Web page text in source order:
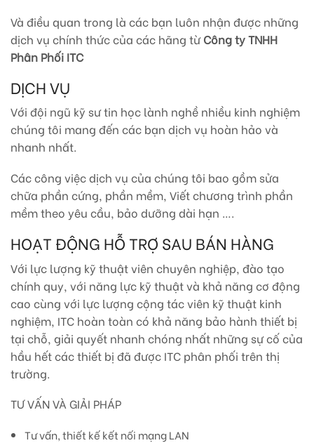
Và điều quan trong là các bạn luôn nhận được những
dịch vụ chính thức của các hãng từCông ty TNHH
Phân Phối ITC
DỊCH VỤ
Với đội ngũ kỹ sư tin học lành nghề nhiều kinh nghiệm
chúng tôi mang đến các bạn dịch vụ hoàn hảo và
nhanh nhất.
Các công việc dịch vụ của chúng tôi bao gồm sửa
chữa phần cứng, phần mềm, Viết chương trình phần
mềm theo yêu cầu, bảo dưỡng dài hạn ….
HOẠT ĐỘNG HỖ TRỢ SAU BÁN HÀNG
Với lực lượng kỹ thuật viên chuyên nghiệp, đào tạo
chính quy, với năng lực kỹ thuật và khả năng cơ động
cao cùng với lực lượng cộng tác viên kỹ thuật kinh
nghiệm, ITC hoàn toàn có khả năng bảo hành thiết bị
tại chỗ, giải quyết nhanh chóng nhất những sự cố của
hầu hết các thiết bị đã được ITC phân phối trên thị
trường.
TƯ VẤN VÀ GIẢI PHÁP
Tư vấn, thiết kế kết nối mạng LAN